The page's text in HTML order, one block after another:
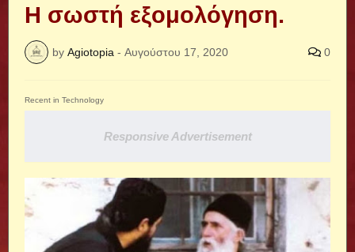
Η σωστή εξομολόγηση.
by Agiotopia - Αυγούστου 17, 2020 0
Recent in Technology
Responsive Advertisement